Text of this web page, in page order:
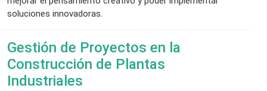
soluciones innovadoras.
Gestión de Proyectos en la
Construcción de Plantas
Industriales